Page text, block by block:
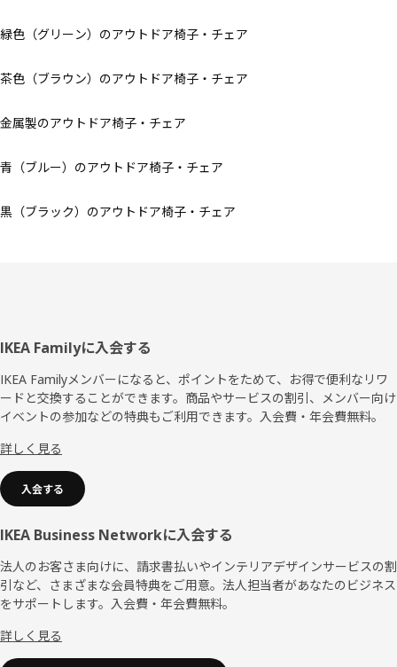
緑色（グリーン）のアウトドア椅子・チェア
茶色（ブラウン）のアウトドア椅子・チェア
金属製のアウトドア椅子・チェア
青（ブルー）のアウトドア椅子・チェア
黒（ブラック）のアウトドア椅子・チェア
フ
ッ
タ
IKEA Familyに入会する
IKEA Familyメンバーになると、ポイントをためて、お得で便利なリワ
ードと交換することができます。商品やサービスの割引、メンバー向け
イベントの参加などの特典もご利用できます。入会費・年会費無料。
詳しく見る
入会する
IKEA Business Networkに入会する
法人のお客さま向けに、請求書払いやインテリアデザインサービスの割
引など、さまざまな会員特典をご用意。法人担当者があなたのビジネス
をサポートします。入会費・年会費無料。
詳しく見る